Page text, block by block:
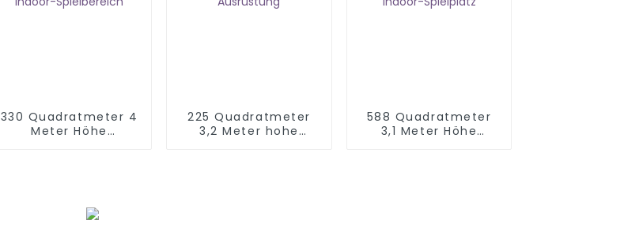
330 Quadratmeter 4
Meter Höhe
225 Quadratmeter
3,2 Meter hohe
588 Quadratmeter
3,1 Meter Höhe